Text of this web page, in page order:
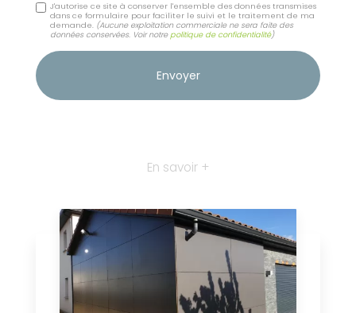
J'autorise ce site à conserver l'ensemble des données transmises
dans ce formulaire pour faciliter le suivi et le traitement de ma
demande. (Aucune exploitation commerciale ne sera faite des
données conservées. Voir notrepolitique de confidentialité)
En savoir +